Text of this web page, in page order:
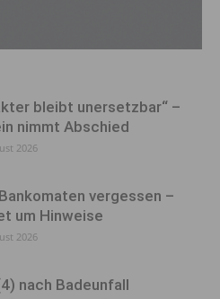
bleibt unersetzbar“ –
nimmt Abschied
2026
vergessen –
um Hinweise
2026
nach Badeunfall